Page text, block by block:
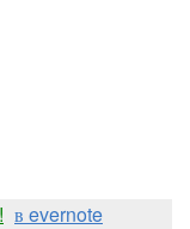
в evernote